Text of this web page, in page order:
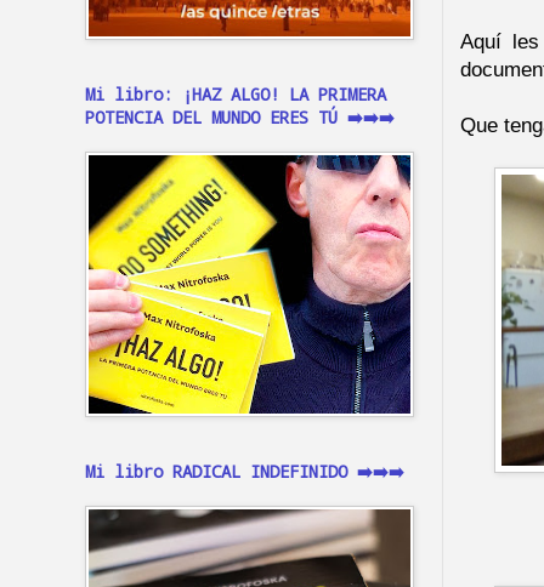
Aquí
Que
Mi libro: ¡HAZ ALGO! LA PRIMERA
POTENCIA DEL MUNDO ERES TÚ ➡️➡️➡️
Mi libro RADICAL INDEFINIDO ➡️➡️➡️